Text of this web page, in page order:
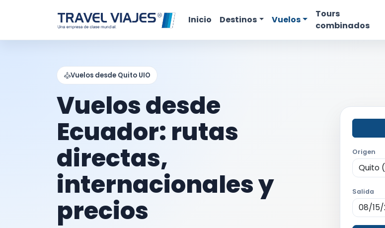
Inicio Destinos Vuelos
Tours
combinados
Vuelos desde Quito UIO
Vuelos desde
Ecuador: rutas
directas,
internacionales y
precios
Origen
Salida